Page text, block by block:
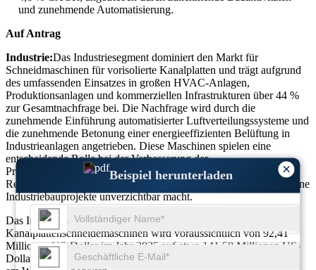
×
Beispiel herunterladen
und zunehmende Automatisierung.
Auf Antrag
Industrie:Das Industriesegment dominiert den Markt für
Schneidmaschinen für vorisolierte Kanalplatten und trägt aufgrund
des umfassenden Einsatzes in großen HVAC-Anlagen,
Produktionsanlagen und kommerziellen Infrastrukturen über 44 %
zur Gesamtnachfrage bei. Die Nachfrage wird durch die
zunehmende Einführung automatisierter Luftverteilungssysteme und
die zunehmende Betonung einer energieeffizienten Belüftung in
Industrieanlagen angetrieben. Diese Maschinen spielen eine
entscheidende Rolle bei der Verbesserung der
Produktionsgeschwindigkeit um mehr als 36 % und der
Reduzierung des Materialabfalls um über 28 %, was sie für moderne
Industriebauprojekte unverzichtbar macht.
Das Industriesegment des Marktes für vorisolierte
Kanalplattenschneidemaschinen wird voraussichtlich von 92,41
Millionen US-Dollar im Jahr 2025 auf etwa 141,50 Millionen US-
Dollar im Jahr 2034 wachsen und damit einen dominanten Anteil